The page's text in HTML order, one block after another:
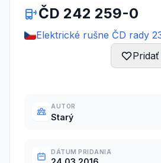
ČD 242 259-0
Elektrické rušne ČD rady
AUTOR
Starý
DÁTUM PRIDANIA